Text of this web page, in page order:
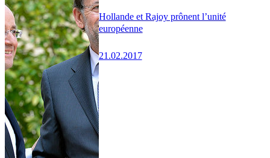
Hollande et Rajoy prônent l’unité
européenne
21.02.2017